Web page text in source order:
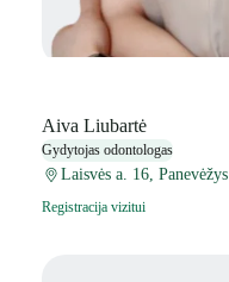
Aiva Liubartė
Gydytojas odontologas
Laisvės a. 16, Panevėžys
Registracija vizitui